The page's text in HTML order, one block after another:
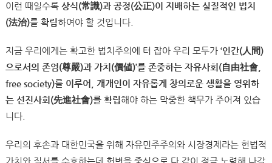
이런 때일수록 상식(常識)과 공정(公正)이 지배하는 실질적인 법치
(法治)를 확립하여야 할 것입니다.
지금 우리에게는 확고한 법치주의에 터 잡아 우리 모두가 ‘인간(人間)
으로서의 존엄(尊嚴)과 가치(價値)’를 존중하는 자유사회(自由社會,
free society)를 이루어, 개개인이 자유롭게 창의로운 생활을 영위하
는 선진사회(先進社會)를 확립해야 하는 막중한 책무가 주어져 있습
니다.
우리의 후손과 대한민국을 위해 자유민주주의와 시장경제라는 헌법적